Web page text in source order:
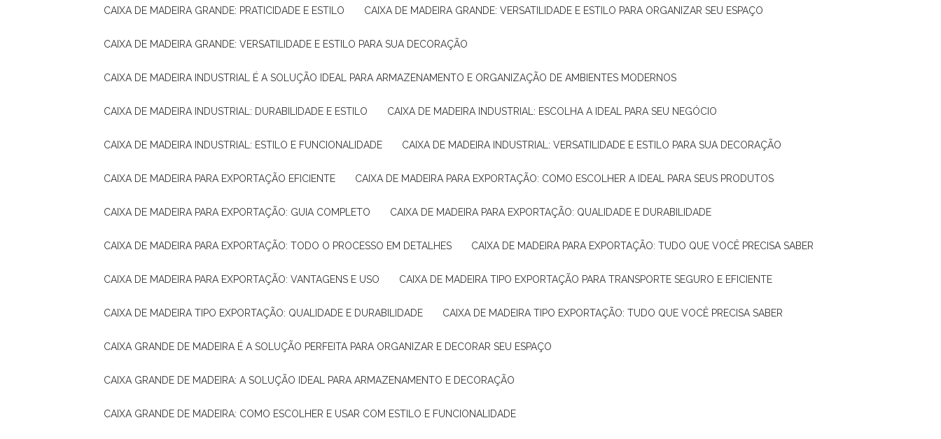
CAIXA DE MADEIRA GRANDE: PRATICIDADE E ESTILO CAIXA DE MADEIRA GRANDE: VERSATILIDADE E ESTILO PARA ORGANIZAR SEU ESPAÇO
CAIXA DE MADEIRA GRANDE: VERSATILIDADE E ESTILO PARA SUA DECORAÇÃO
CAIXA DE MADEIRA INDUSTRIAL É A SOLUÇÃO IDEAL PARA ARMAZENAMENTO E ORGANIZAÇÃO DE AMBIENTES MODERNOS
CAIXA DE MADEIRA INDUSTRIAL: DURABILIDADE E ESTILO CAIXA DE MADEIRA INDUSTRIAL: ESCOLHA A IDEAL PARA SEU NEGÓCIO
CAIXA DE MADEIRA INDUSTRIAL: ESTILO E FUNCIONALIDADE CAIXA DE MADEIRA INDUSTRIAL: VERSATILIDADE E ESTILO PARA SUA DECORAÇÃO
CAIXA DE MADEIRA PARA EXPORTAÇÃO EFICIENTE CAIXA DE MADEIRA PARA EXPORTAÇÃO: COMO ESCOLHER A IDEAL PARA SEUS PRODUTOS
CAIXA DE MADEIRA PARA EXPORTAÇÃO: GUIA COMPLETO CAIXA DE MADEIRA PARA EXPORTAÇÃO: QUALIDADE E DURABILIDADE
CAIXA DE MADEIRA PARA EXPORTAÇÃO: TODO O PROCESSO EM DETALHES CAIXA DE MADEIRA PARA EXPORTAÇÃO: TUDO QUE VOCÊ PRECISA SABER
CAIXA DE MADEIRA PARA EXPORTAÇÃO: VANTAGENS E USO CAIXA DE MADEIRA TIPO EXPORTAÇÃO PARA TRANSPORTE SEGURO E EFICIENTE
CAIXA DE MADEIRA TIPO EXPORTAÇÃO: QUALIDADE E DURABILIDADE CAIXA DE MADEIRA TIPO EXPORTAÇÃO: TUDO QUE VOCÊ PRECISA SABER
CAIXA GRANDE DE MADEIRA É A SOLUÇÃO PERFEITA PARA ORGANIZAR E DECORAR SEU ESPAÇO
CAIXA GRANDE DE MADEIRA: A SOLUÇÃO IDEAL PARA ARMAZENAMENTO E DECORAÇÃO
CAIXA GRANDE DE MADEIRA: COMO ESCOLHER E USAR COM ESTILO E FUNCIONALIDADE